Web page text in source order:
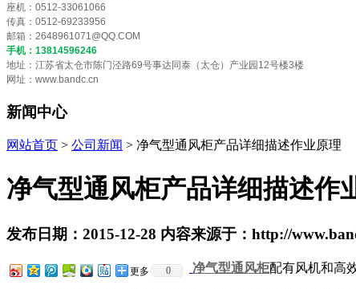
座机：0512-33061066
传真：0512-69233956
邮箱： 2648961071@QQ.COM
手机：13814596246
地址：江苏省太仓市陈门泾路69号事达同泰（太仓）产业园12号楼3楼
网址：www.bandc.cn
新闻中心
网站首页 > 公司新闻 > 净气型通风柜产品详细描述作业原理
净气型通风柜产品详细描述作
发布日期：2015-12-28 内容来源于：http://
更多 0 净气型通风柜配有风机和高